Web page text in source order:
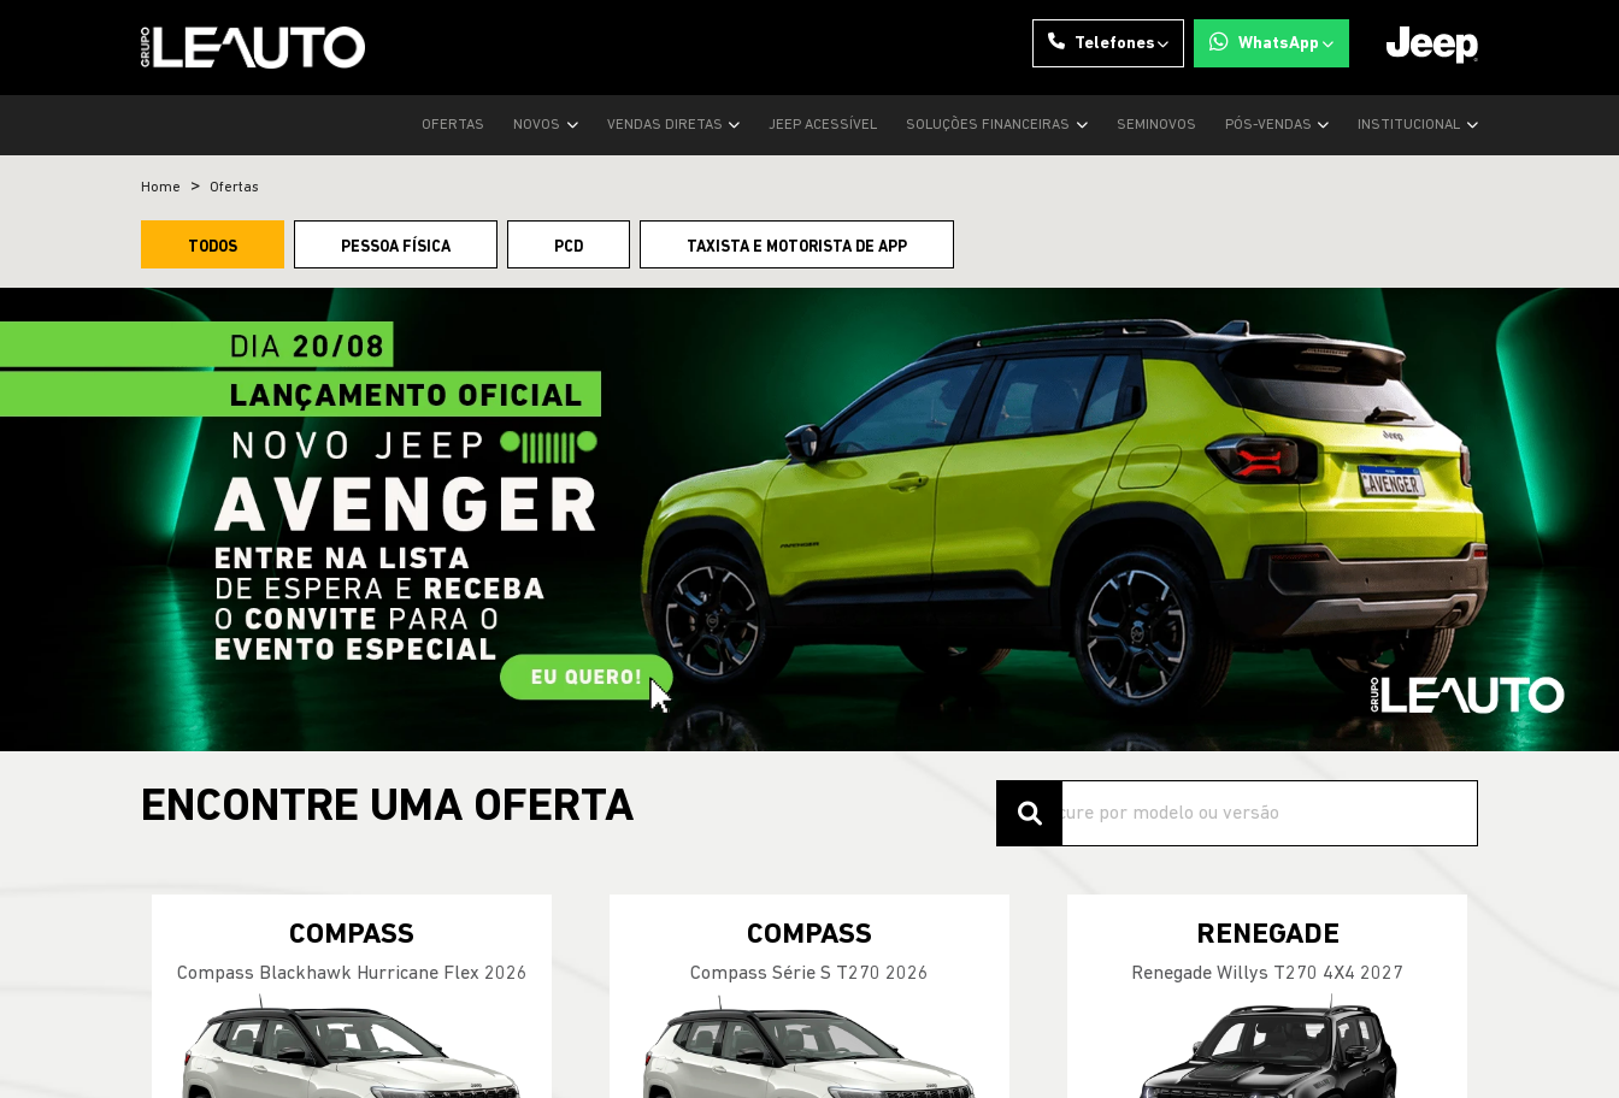
Telefones WhatsApp
OFERTAS NOVOS VENDAS DIRETAS JEEP ACESSÍVEL SOLUÇÕES FINANCEIRAS SEMINOVOS PÓS-VENDAS INSTITUCIONAL
Home Ofertas
TODOS PESSOA FÍSICA PCD TAXISTA E MOTORISTA DE APP
ENCONTRE UMA OFERTA
COMPASS
Compass Blackhawk Hurricane Flex 2026
COMPASS
Compass Série S T270 2026
RENEGADE
Renegade Willys T270 4X4 2027